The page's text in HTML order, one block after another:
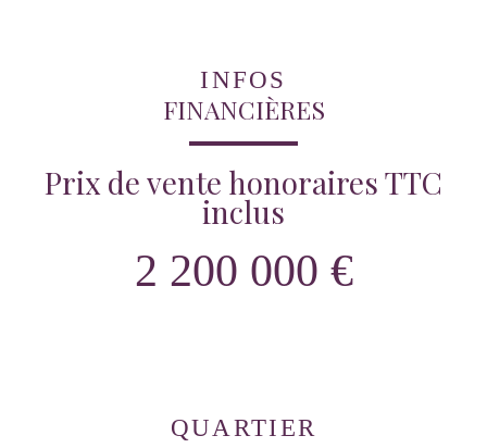
INFOS
FINANCIÈRES
Prix de vente honoraires TTC
inclus
2 200 000 €
QUARTIER